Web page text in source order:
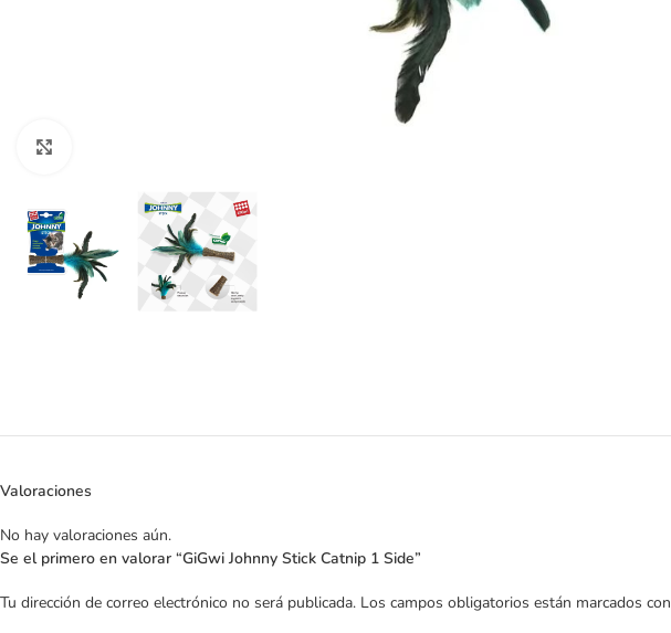
Valoraciones
No hay valoraciones aún.
Se el primero en valorar “GiGwi Johnny Stick Catnip 1 Side”
Tu dirección de correo electrónico no será publicada. Los campos obligatorios están marcados con